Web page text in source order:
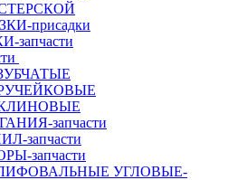
присадки
запчасти
запчасти
запчасти
УГЛОВЫЕ-